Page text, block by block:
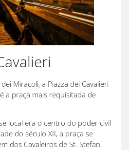
Miracoli, a Piazza dei Cavalieri
a praça mais requisitada de
local era o centro do poder civil
do século XII, a praça se
dos Cavaleiros de St. Stefan.